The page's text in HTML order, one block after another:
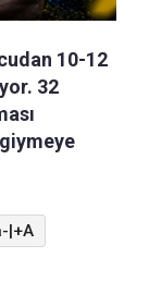
10-12
32
|+A